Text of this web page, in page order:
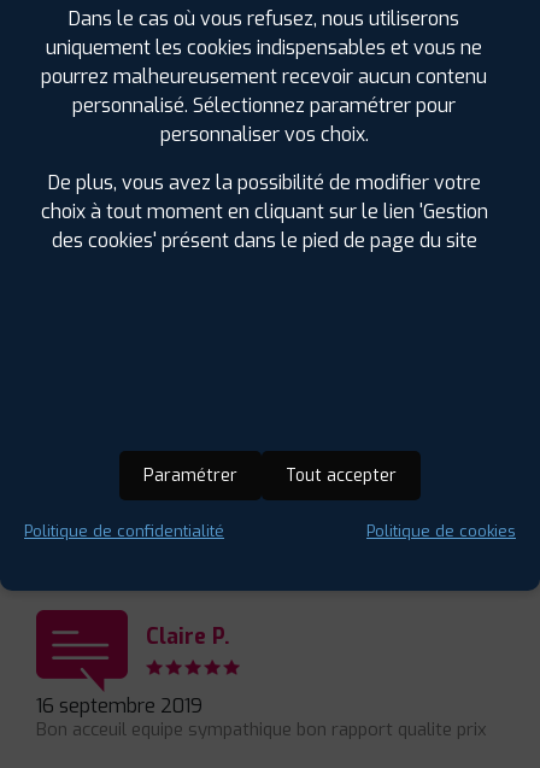
Françoise DAVID-TESTUD
ST Astier
04 décembre 2019
Comme à chaque visite. De l'accueil à la technique, tout
28 septembre 2019
Très bon accueil.
Claire P.
16 septembre 2019
Bon acceuil equipe sympathique bon rapport qualite prix
Dans le cas où vous refusez, nous utiliserons
uniquement les cookies indispensables et vous ne
pourrez malheureusement recevoir aucun contenu
personnalisé. Sélectionnez paramétrer pour
personnaliser vos choix.
De plus, vous avez la possibilité de modifier votre
choix à tout moment en cliquant sur le lien 'Gestion
des cookies' présent dans le pied de page du site
Paramétrer Tout accepter
Politique de confidentialité Politique de cookies